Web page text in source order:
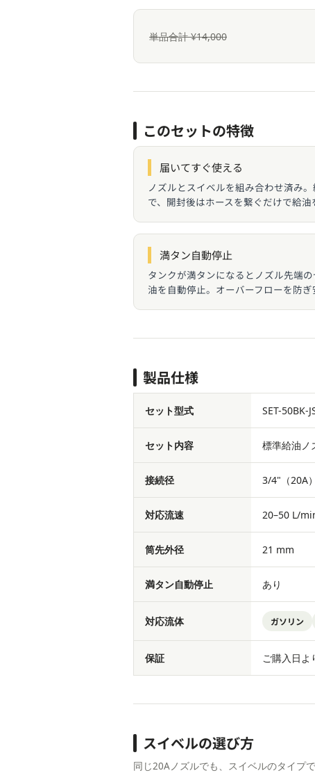
単品合計 ¥14,000
このセットの特徴
届いてすぐ使える
ノズルとスイベルを組み合わせ済み
で、開封後はホースを繋ぐだけで給油
満タン自動停止
タンクが満タンになるとノズル先端
油を自動停止。オーバーフローを防ぎ
製品仕様
セット型式 SET-50BK-
セット内容 標準給油ノ
接続径 3/4"（20A
対応流速 20–50 L/
筒先外径 21 mm
満タン自動停止 あり
対応流体 ガソリン
保証 ご購入日よ
スイベルの選び方
同じ20Aノズルでも、スイベルのタイプ